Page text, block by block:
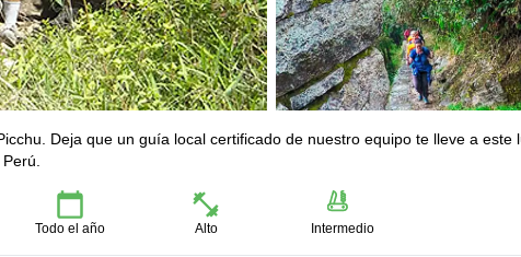
Deja que un guía local certificado de nuestro equipo te lleve a este
Todo el año Alto Intermedio